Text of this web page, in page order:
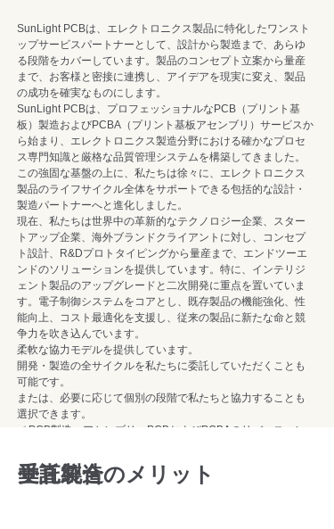
SunLight PCBは、エレクトロニクス製品に特化したワンスト
ップサービスパートナーとして、設計から製造まで、あらゆ
る段階をカバーしています。製品のコンセプト立案から量産
まで、お客様と密接に連携し、アイデアを現実に変え、製品
の成功を確実なものにします。
SunLight PCBは、プロフェッショナルなPCB（プリント基
板）製造およびPCBA（プリント基板アセンブリ）サービスか
ら始まり、エレクトロニクス製造分野における確かなプロセ
ス専門知識と厳格な品質管理システムを構築してきました。
この強固な基盤の上に、私たちは徐々に、エレクトロニクス
製品のライフサイクル全体をサポートできる包括的な設計・
製造パートナーへと進化しました。
現在、私たちは世界中の革新的なテクノロジー企業、スター
トアップ企業、海外ブランドクライアントに対し、コンセプ
ト設計、R&Dプロトタイピングから量産まで、エンドツーエ
ンドのソリューションを提供しています。特に、インテリジ
ェント製品のアップグレードと二次開発に重点を置いていま
す。電子制御システムをコアとし、既存製品の機能強化、性
能向上、コスト最適化を支援し、従来の製品に新たな命と競
争力を吹き込んでいます。
柔軟な協力モデルを提供しています。
開発・製造の全サイクルを私たちに委託していただくことも
可能です。
または、必要に応じて個別の段階で私たちと協力することも
選択できます。
✅ PCB製造・アセンブリ、PCBおよびPCBAのリバースエン
✅ 電子ソリューションの設計、最適化、二次開発
✅ カスタムケーブルおよびメンブレンパネル
垂直統合のメリット
受託製造